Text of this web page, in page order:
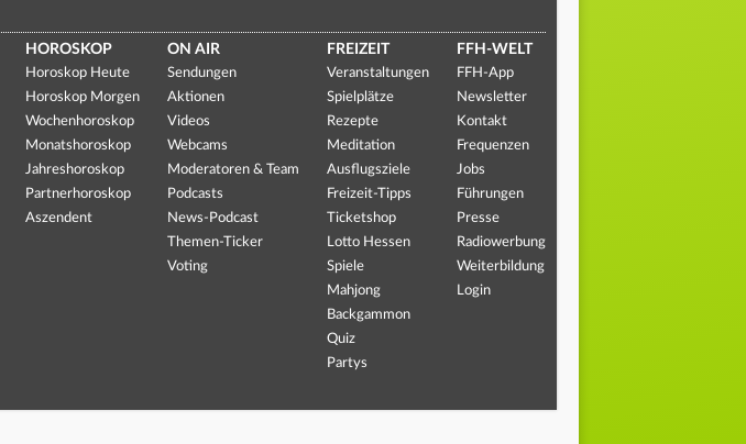
HOROSKOP
Horoskop Heute
Horoskop Morgen
Wochenhoroskop
Monatshoroskop
Jahreshoroskop
Partnerhoroskop
Aszendent
ON AIR
Sendungen
Aktionen
Videos
Webcams
Moderatoren & Team
Podcasts
News-Podcast
Themen-Ticker
Voting
FREIZEIT
Veranstaltungen
Spielplätze
Rezepte
Meditation
Ausflugsziele
Freizeit-Tipps
Ticketshop
Lotto Hessen
Spiele
Mahjong
Backgammon
Quiz
Partys
FFH-WELT
FFH-App
Newsletter
Kontakt
Frequenzen
Jobs
Führungen
Presse
Radiowerbung
Weiterbildung
Login